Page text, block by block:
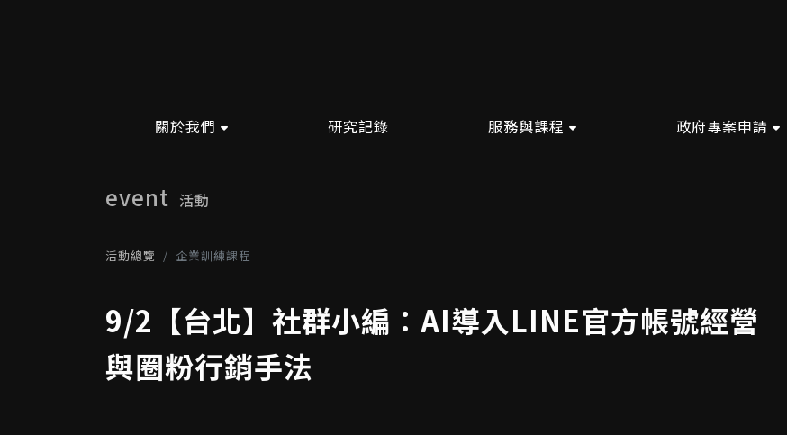
關於我們 研究記錄 服務與課程 政府專案申請
event 活動
活動總覽 企業訓練課程
9/2【台北】社群小編：AI導入LINE官方帳號經營
與圈粉行銷手法